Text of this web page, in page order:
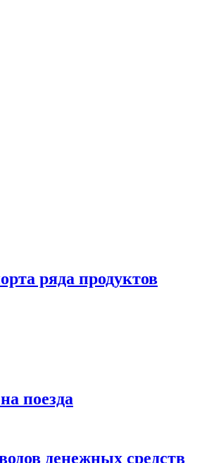
ряда продуктов
поезда
денежных средств